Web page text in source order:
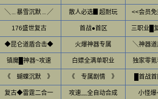
╲﹍暴雪沉默﹍╱ 散人必选▊超耐玩 <<会员
176盛世复古 首战●首区 三职业█
◆昆仑道盾合击◆ 火爆神器专属 ╲神器
镇魔█神器~攻速 白嫖全满单职业 独家零
《 蝴蝶沉默 》 《 专属剧情 》 █首战首
复古◆雷霆二合一 攻速﹏全自动合成 小怪爆